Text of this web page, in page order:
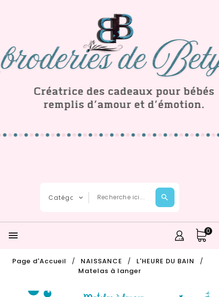
 0
Page d'Accueil NAISSANCE
L'HEURE DU BAIN
Matelas à langer